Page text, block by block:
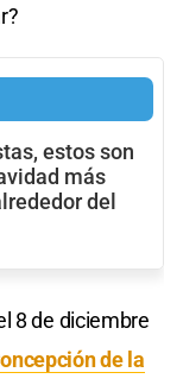
estos son
más
del
8 de diciembre
de la